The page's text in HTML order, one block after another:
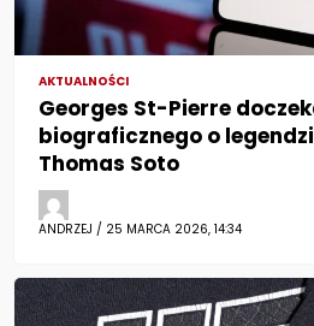
AKTUALNOŚCI
Georges St-Pierre
biograficznego o
Thomas Soto
ANDRZEJ / 25 MARCA 2026, 14:34